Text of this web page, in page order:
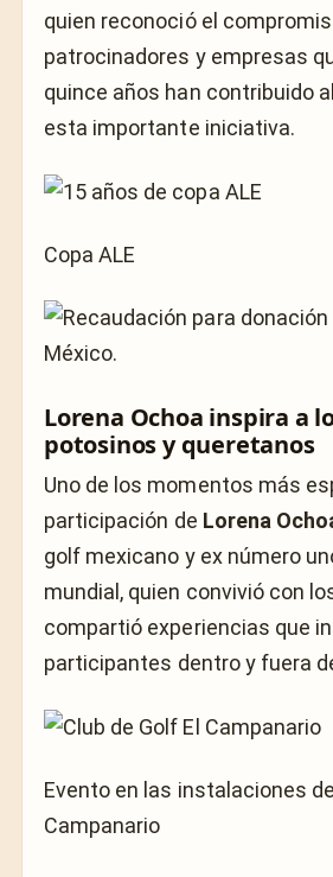
quien reconoció el
patrocinadores y empresas
quince años han contribuido
esta importante iniciativa.
Copa ALE
Lorena Ochoa inspira a
potosinos y queretanos
Uno de los momentos más
participación de Lorena
golf mexicano y ex número
mundial, quien convivió con
compartió experiencias que
participantes dentro y fuera
Evento en las instalaciones
Campanario